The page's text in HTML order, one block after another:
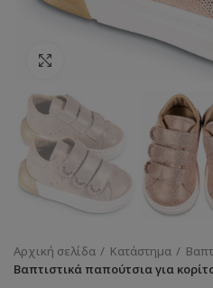
Κάντε κλικ για να
Αρχική σελίδα Κατάστημα
Βαπτιστικά παπούτσια για